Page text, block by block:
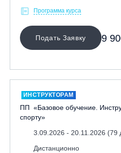
Программа курса
Подать Заявку 9
ИНСТРУКТОРАМ
ПП «Базовое обучение.
спорту»
3.09.2026 - 20.11.2026 (79
Дистанционно